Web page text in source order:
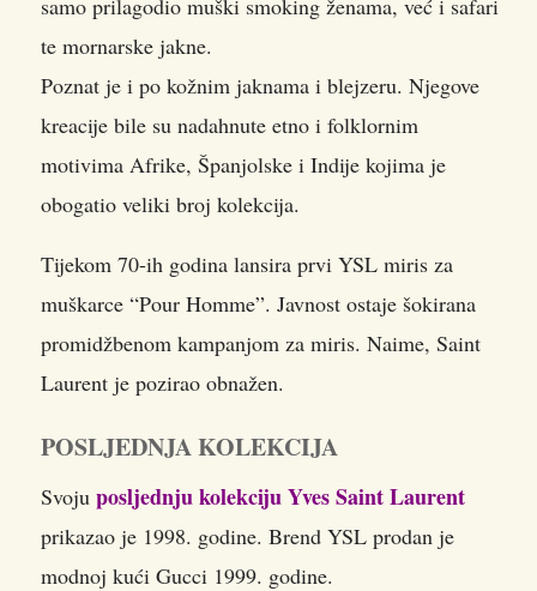
te mornarske jakne.
Poznat je i po kožnim jaknama i blejzeru. Njegove
kreacije bile su nadahnute etno i folklornim
motivima Afrike, Španjolske i Indije kojima je
obogatio veliki broj kolekcija.
Tijekom 70-ih godina lansira prvi YSL miris za
muškarce “Pour Homme”. Javnost ostaje šokirana
promidžbenom kampanjom za miris. Naime, Saint
Laurent je pozirao obnažen.
POSLJEDNJA KOLEKCIJA
Svoju posljednju kolekciju Yves Saint Laurent
prikazao je 1998. godine. Brend YSL prodan je
modnoj kući Gucci 1999. godine.